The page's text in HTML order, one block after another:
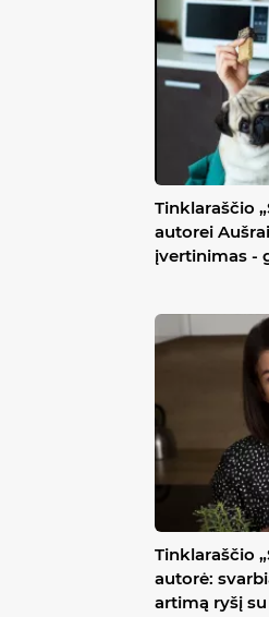
Tinklaraščio
autorei
įvertinimas -
Tinklaraščio
autorė:
artimą ryšį